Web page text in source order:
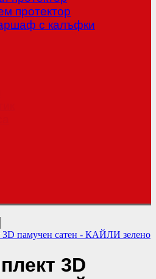
протектор
с калъфки
3D памучен сатен - КАЙЛИ зелено
3D